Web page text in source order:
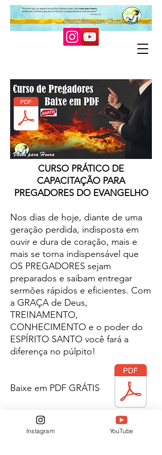
CURSO PRÁTICO DE
CAPACITAÇÃO PARA
PREGADORES DO EVANGELHO
Nos dias de hoje, diante de uma
geração perdida, indisposta em
ouvir e dura de coração, mais e
mais se torna indispensável que
OS PREGADORES sejam
preparados e saibam entregar
sermões rápidos e eficientes. Com
a GRAÇA de Deus,
TREINAMENTO,
CONHECIMENTO e o poder do
ESPÍRITO SANTO você fará a
diferença no púlpito!
Baixe em PDF GRÁTIS
Estudos bíblicos
Instagram YouTube